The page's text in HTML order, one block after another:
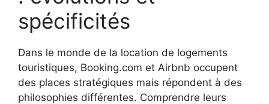
spécificités
Dans le monde de la location de logements
touristiques, Booking.com et Airbnb occupent
des places stratégiques mais répondent à des
philosophies différentes. Comprendre leurs